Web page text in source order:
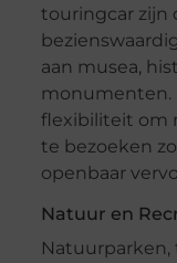
touringcar zijn
aan musea,
monumenten.
flexibiliteit om
te bezoeken
openbaar
Natuur en
Natuurparken,